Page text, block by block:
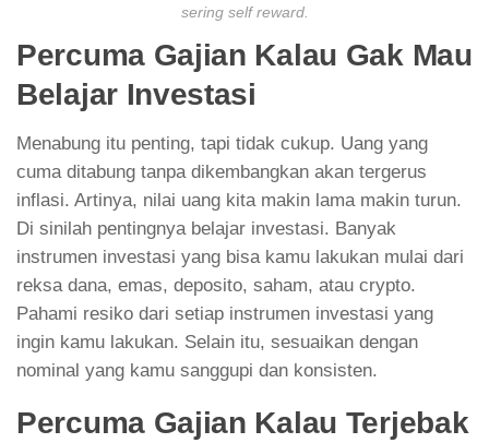
sering self reward.
Percuma Gajian Kalau Gak Mau
Belajar Investasi
Menabung itu penting, tapi tidak cukup. Uang yang
cuma ditabung tanpa dikembangkan akan tergerus
inflasi. Artinya, nilai uang kita makin lama makin turun.
Di sinilah pentingnya belajar investasi. Banyak
instrumen investasi yang bisa kamu lakukan mulai dari
reksa dana, emas, deposito, saham, atau crypto.
Pahami resiko dari setiap instrumen investasi yang
ingin kamu lakukan. Selain itu, sesuaikan dengan
nominal yang kamu sanggupi dan konsisten.
Percuma Gajian Kalau Terjebak